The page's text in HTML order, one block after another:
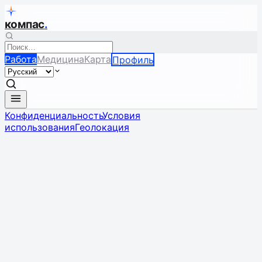
компас.
РаботаМедицинаКарта Профиль
КонфиденциальностьУсловия
использованияГеолокация